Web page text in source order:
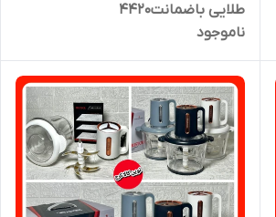
طلایی باضمانت۴۴۲۰
ناموجود